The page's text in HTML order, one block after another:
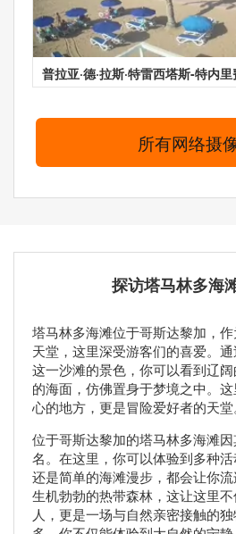
普拉亚·德·拉斯·特雷西塔斯-特内
所有网络摄
探访塔马林多海
塔马林多海滩位于哥斯达黎加，
天堂，这里深受游客们的喜爱。
这一沙滩的景色，你可以看到辽
的海面，仿佛置身于梦境之中。
心的地方，更是冒险爱好者的天堂
位于哥斯达黎加的塔马林多海滩
名。在这里，你可以体验到多种
还是简单的海滩漫步，都会让你
生机勃勃的热带森林，这让这里
人，更是一场与自然亲密接触的